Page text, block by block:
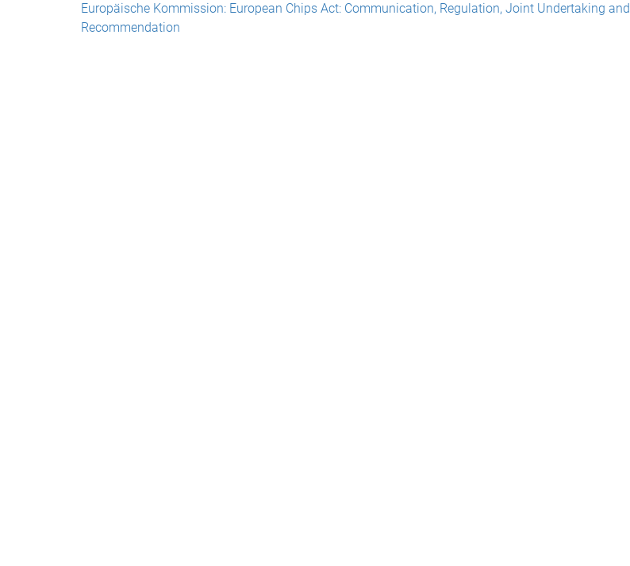
Europäische Kommission: European Chips Act: Communication, Regulation, Joint Undertaking and
Recommendation